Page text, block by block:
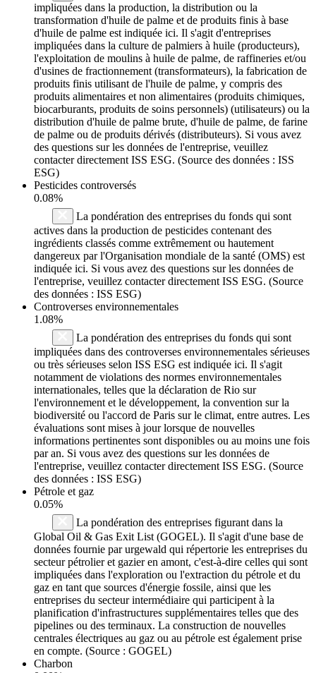
impliquées dans la production, la distribution ou la
transformation d'huile de palme et de produits finis à base
d'huile de palme est indiquée ici. Il s'agit d'entreprises
impliquées dans la culture de palmiers à huile (producteurs),
l'exploitation de moulins à huile de palme, de raffineries et/ou
d'usines de fractionnement (transformateurs), la fabrication de
produits finis utilisant de l'huile de palme, y compris des
produits alimentaires et non alimentaires (produits chimiques,
biocarburants, produits de soins personnels) (utilisateurs) ou la
distribution d'huile de palme brute, d'huile de palme, de farine
de palme ou de produits dérivés (distributeurs). Si vous avez
des questions sur les données de l'entreprise, veuillez
contacter directement ISS ESG. (Source des données : ISS
ESG)
Pesticides controversés
0.08%
La pondération des entreprises du fonds qui sont
actives dans la production de pesticides contenant des
ingrédients classés comme extrêmement ou hautement
dangereux par l'Organisation mondiale de la santé (OMS) est
indiquée ici. Si vous avez des questions sur les données de
l'entreprise, veuillez contacter directement ISS ESG. (Source
des données : ISS ESG)
Controverses environnementales
1.08%
La pondération des entreprises du fonds qui sont
impliquées dans des controverses environnementales sérieuses
ou très sérieuses selon ISS ESG est indiquée ici. Il s'agit
notamment de violations des normes environnementales
internationales, telles que la déclaration de Rio sur
l'environnement et le développement, la convention sur la
biodiversité ou l'accord de Paris sur le climat, entre autres. Les
évaluations sont mises à jour lorsque de nouvelles
informations pertinentes sont disponibles ou au moins une fois
par an. Si vous avez des questions sur les données de
l'entreprise, veuillez contacter directement ISS ESG. (Source
des données : ISS ESG)
Pétrole et gaz
0.05%
La pondération des entreprises figurant dans la
Global Oil & Gas Exit List (GOGEL). Il s'agit d'une base de
données fournie par urgewald qui répertorie les entreprises du
secteur pétrolier et gazier en amont, c'est-à-dire celles qui sont
impliquées dans l'exploration ou l'extraction du pétrole et du
gaz en tant que sources d'énergie fossile, ainsi que les
entreprises du secteur intermédiaire qui participent à la
planification d'infrastructures supplémentaires telles que des
pipelines ou des terminaux. La construction de nouvelles
centrales électriques au gaz ou au pétrole est également prise
en compte. (Source : GOGEL)
Charbon